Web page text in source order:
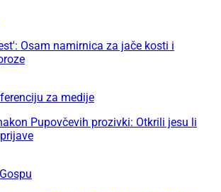
Osam namirnica za jače kosti i
za medije
Pupovčevih prozivki: Otkrili jesu li